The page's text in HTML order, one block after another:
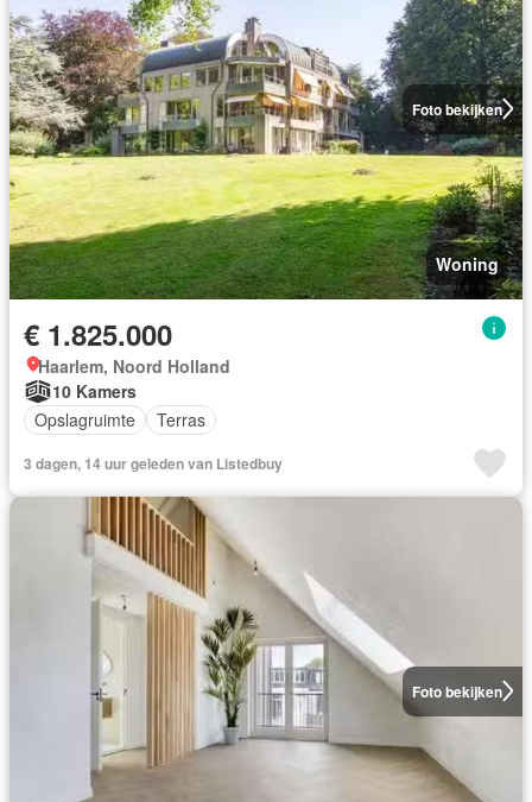
Foto bekijken
Woning
€ 1.825.000
Haarlem, Noord Holland
10 Kamers
Opslagruimte
Terras
3 dagen, 14 uur geleden van Listedbuy
Foto bekijken